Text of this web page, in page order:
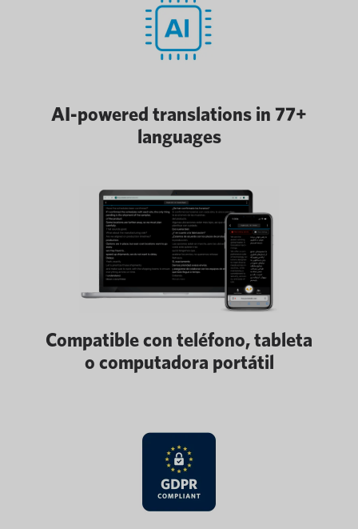
AI-powered translations in 77+
languages
Compatible con teléfono, tableta
o computadora portátil